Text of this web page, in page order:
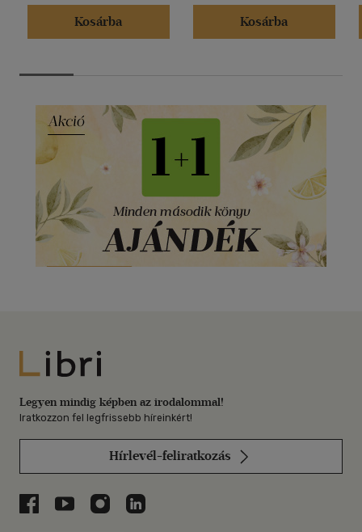
Kosárba
Kosárba
Libri
Legyen mindig képben az irodalommal!
Iratkozzon fel legfrissebb híreinkért!
Hírlevél-feliratkozás
Libri a Facebookon
Libri a Youtube-on
Libri az Instagramon
Libri a LinkedInen